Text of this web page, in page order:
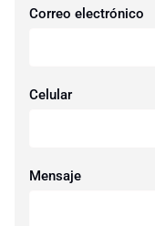
Correo electrónico
Celular
Mensaje